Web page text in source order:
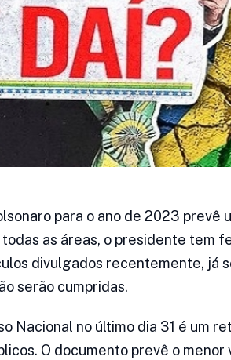
para o ano de 2023 prevê
as áreas, o presidente tem
divulgados recentemente, já
serão cumpridas.
Nacional no último dia 31 é um
O documento prevê o menor